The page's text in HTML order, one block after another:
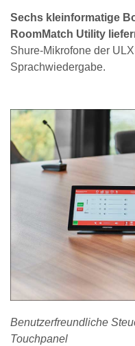
Sechs kleinformatige
RoomMatch Utility
Shure-Mikrofone der
Sprachwiedergabe.
Benutzerfreundliche
Touchpanel